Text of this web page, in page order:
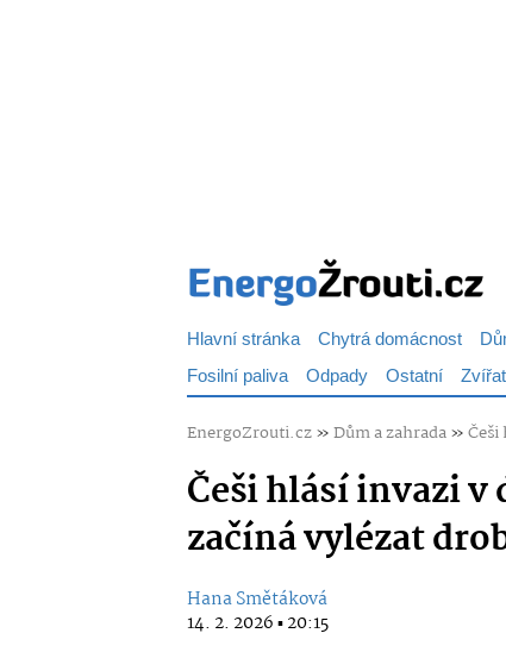
Hlavní stránka Chytrá domácnost
Fosilní paliva Odpady Ostatní
EnergoZrouti.cz»Dům a zahrada»
Češi hlásí invazi v
začíná vylézat
Hana Smětáková
14. 2. 2026 ▪ 20:15